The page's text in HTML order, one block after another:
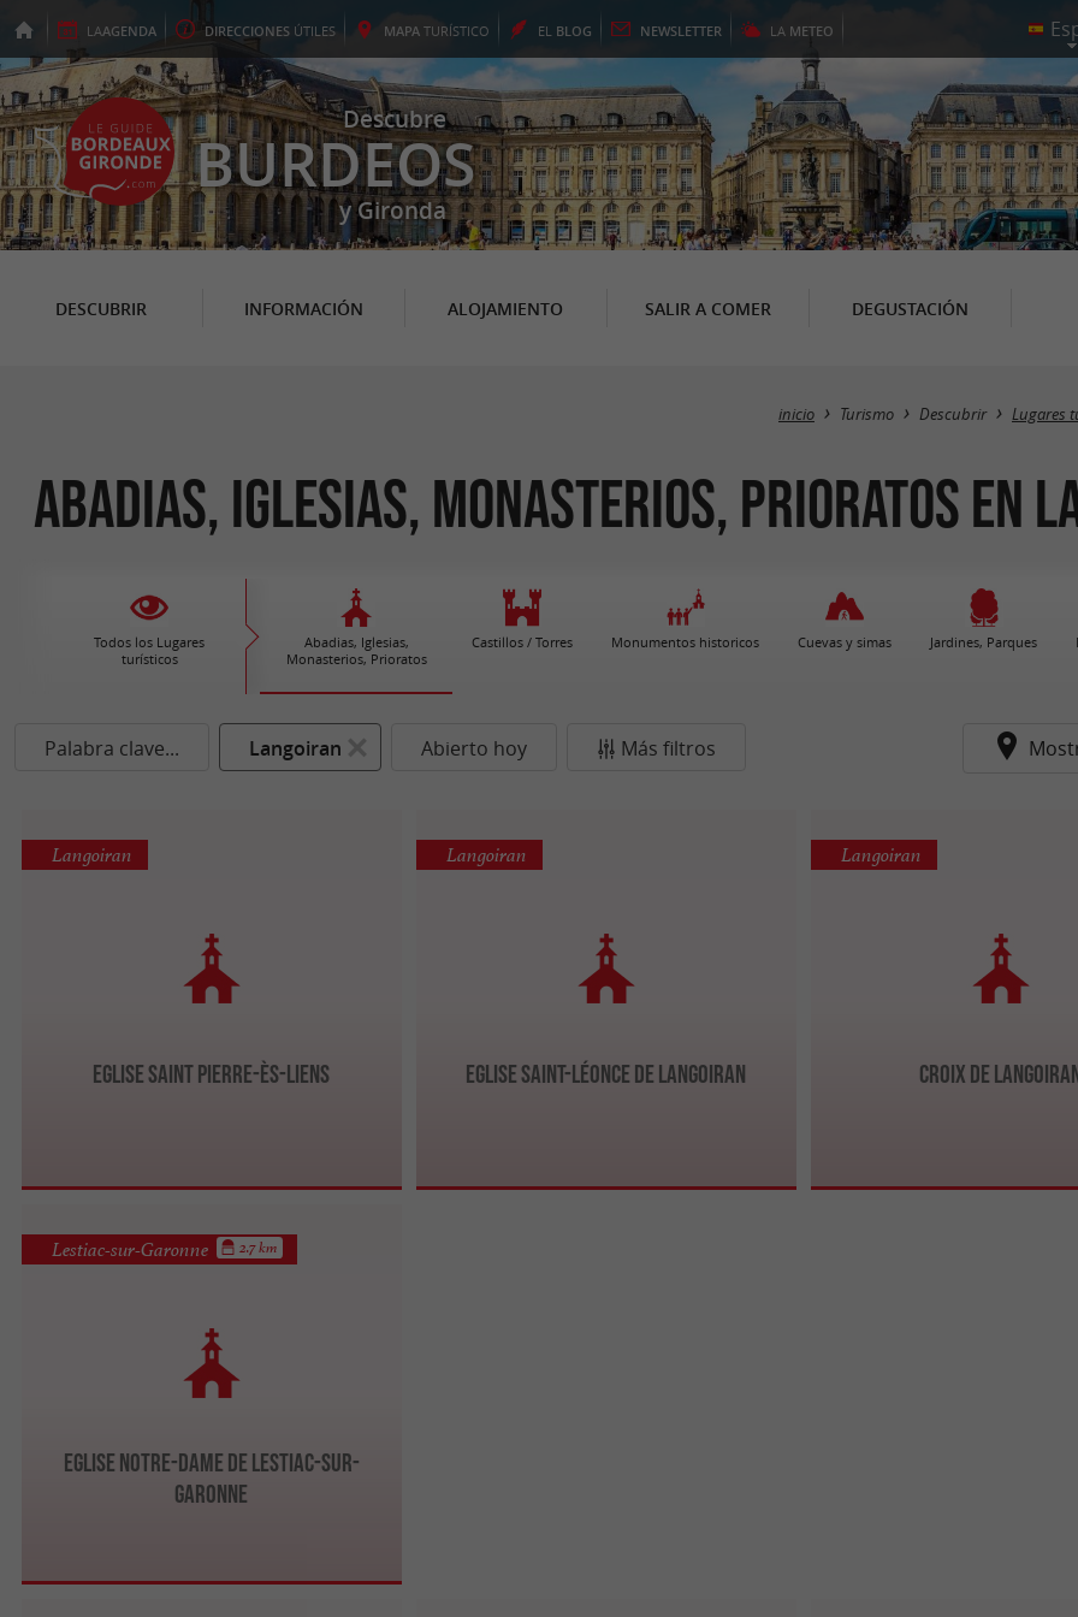
LAAGENDA DIRECCIONES ÚTILES MAPA TURÍSTICO EL BLOG NEWSLETTER LA METEO
Descubre
BURDEOS
y Gironda
DESCUBRIR INFORMACIÓN ALOJAMIENTO SALIR A COMER DEGUSTACIÓN
inicio Turismo Descubrir Lugares
Abadias, Iglesias, Monasterios, Prioratos en
Todos los Lugares
turísticos
Abadias, Iglesias,
Monasterios, Prioratos
Castillos / Torres Monumentos historicos Cuevas y simas Jardines, Parques
Palabra clave... Langoiran Abierto hoy Más filtros
Eglise Saint Pierre-ès-Liens
Langoiran
Eglise Saint-Léonce de Langoiran
Langoiran
Croix de
Langoiran
Eglise Notre-Dame de Lestiac-sur-
Garonne
Lestiac-sur-Garonne 2.7 km